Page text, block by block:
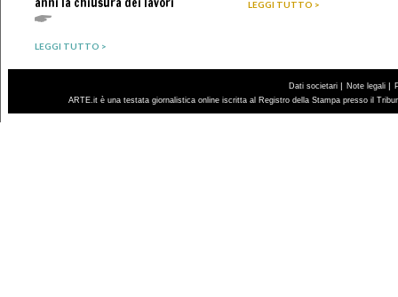
LEGGI TUTTO >
LEGGI TUTTO >
Dati societari | Note legali |
ARTE.it è una testata giornalistica online iscritta al Registro della Stampa presso il